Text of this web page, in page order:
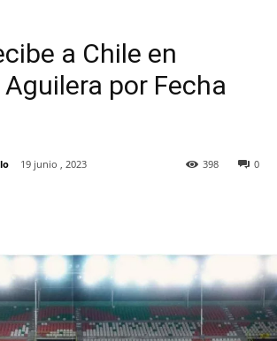
a Chile en
por Fecha
19 junio , 2023 0
398